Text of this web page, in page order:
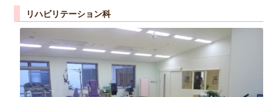
リハビリテーション科